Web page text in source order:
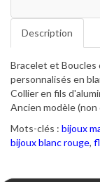
Description
Bracelet et Boucles
personnalisés en
Collier en fils
Ancien modèle
Mots-clés : bijoux
bijoux blanc rouge,